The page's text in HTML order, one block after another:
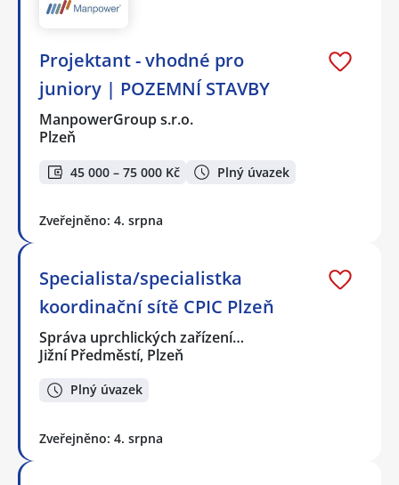
Projektant - vhodné pro
juniory | POZEMNÍ STAVBY
ManpowerGroup s.r.o.
Plzeň
45 000 – 75 000 Kč Plný úvazek
Zveřejněno: 4. srpna
Specialista/specialistka
koordinační sítě CPIC Plzeň
Správa uprchlických zařízení…
Jižní Předměstí, Plzeň
Plný úvazek
Zveřejněno: 4. srpna